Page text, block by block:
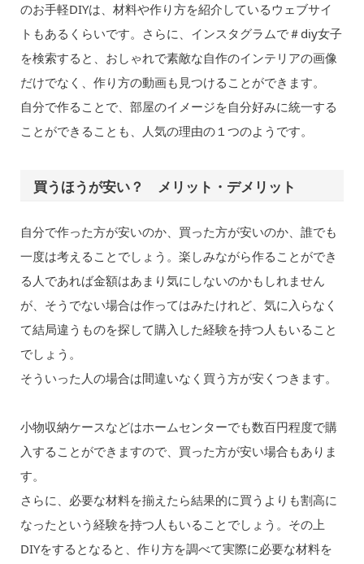
のお手軽DIYは、材料や作り方を紹介しているウェブサイ
トもあるくらいです。さらに、インスタグラムで＃diy女子
を検索すると、おしゃれで素敵な自作のインテリアの画像
だけでなく、作り方の動画も見つけることができます。
自分で作ることで、部屋のイメージを自分好みに統一する
ことができることも、人気の理由の１つのようです。
買うほうが安い？ メリット・デメリット
自分で作った方が安いのか、買った方が安いのか、誰でも
一度は考えることでしょう。楽しみながら作ることができ
る人であれば金額はあまり気にしないのかもしれません
が、そうでない場合は作ってはみたけれど、気に入らなく
て結局違うものを探して購入した経験を持つ人もいること
でしょう。
そういった人の場合は間違いなく買う方が安くつきます。
小物収納ケースなどはホームセンターでも数百円程度で購
入することができますので、買った方が安い場合もありま
す。
さらに、必要な材料を揃えたら結果的に買うよりも割高に
なったという経験を持つ人もいることでしょう。その上
DIYをするとなると、作り方を調べて実際に必要な材料を